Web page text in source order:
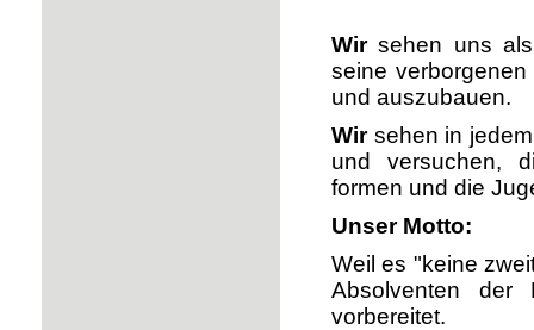
Wirsehen uns
seine
und auszubauen.
Wirsehen in
und versuchen,
formen und die
Unser Motto:
Weil es "keine
Absolventen der
vorbereitet.